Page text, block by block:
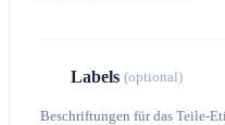
Labels (optional)
Beschriftungen für das Teile-